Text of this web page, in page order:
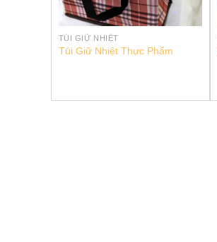
TÚI GIỮ NHIỆT
Túi Giữ Nhiệt Thực Phẩm